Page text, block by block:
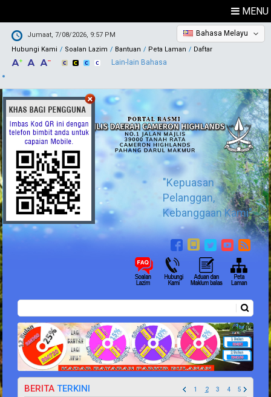
MENU
Jumaat, 7/08/2026, 9:57 PM
Hubungi Kami
Soalan Lazim Bantuan Peta Laman Daftar
Bahasa Melayu
Lain-lain Bahasa
"Kepuasan
Pelanggan,
Kebanggaan Kami"
Borang carian
BERITA TERKINI 1 2 3 4 5